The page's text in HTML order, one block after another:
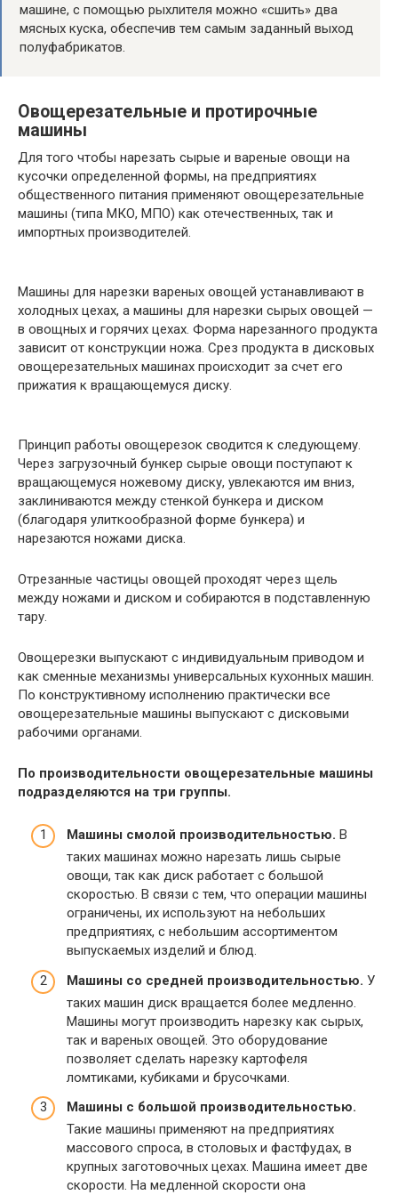
машине, с помощью рыхлителя можно «сшить» два
мясных куска, обеспечив тем самым заданный выход
полуфабрикатов.
Овощерезательные и протирочные
машины
Для того чтобы нарезать сырые и вареные овощи на
кусочки определенной формы, на предприятиях
общественного питания применяют овощерезательные
машины (типа МКО, МПО) как отечественных, так и
импортных производителей.
Машины для нарезки вареных овощей устанавливают в
холодных цехах, а машины для нарезки сырых овощей —
в овощных и горячих цехах. Форма нарезанного продукта
зависит от конструкции ножа. Срез продукта в дисковых
овощерезательных машинах происходит за счет его
прижатия к вращающемуся диску.
Принцип работы овощерезок сводится к следующему.
Через загрузочный бункер сырые овощи поступают к
вращающемуся ножевому диску, увлекаются им вниз,
заклиниваются между стенкой бункера и диском
(благодаря улиткообразной форме бункера) и
нарезаются ножами диска.
Отрезанные частицы овощей проходят через щель
между ножами и диском и собираются в подставленную
тару.
Овощерезки выпускают с индивидуальным приводом и
как сменные механизмы универсальных кухонных машин.
По конструктивному исполнению практически все
овощерезательные машины выпускают с дисковыми
рабочими органами.
По производительности овощерезательные машины
подразделяются на три группы.
Машины смолой производительностью. В
таких машинах можно нарезать лишь сырые
овощи, так как диск работает с большой
скоростью. В связи с тем, что операции машины
ограничены, их используют на небольших
предприятиях, с небольшим ассортиментом
выпускаемых изделий и блюд.
Машины со средней производительностью. У
таких машин диск вращается более медленно.
Машины могут производить нарезку как сырых,
так и вареных овощей. Это оборудование
позволяет сделать нарезку картофеля
ломтиками, кубиками и брусочками.
Машины с большой производительностью.
Такие машины применяют на предприятиях
массового спроса, в столовых и фастфудах, в
крупных заготовочных цехах. Машина имеет две
скорости. На медленной скорости она